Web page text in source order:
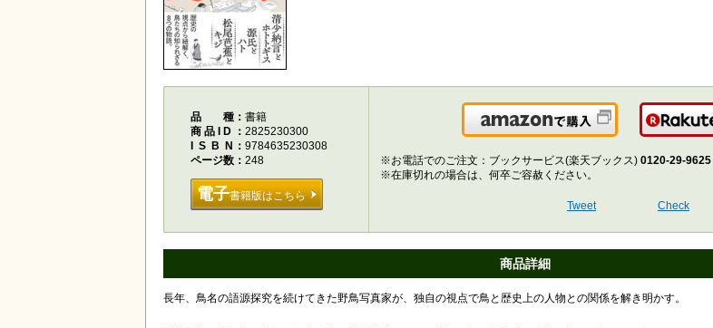
品種書籍
商品ID
2825230300
ISBN
9784635230308
ページ数
248
電子書籍版はこちら
Amazonで購入
※お電話でのご注文：ブックサービス(楽天ブックス) 0120-29-9625
※在庫切れの場合は、何卒ご容赦ください。
Tweet Check
商品詳細
長年、鳥名の語源探究を続けてきた野鳥写真家が、独自の視点で鳥と歴史上の人物との関係を解き明かす。